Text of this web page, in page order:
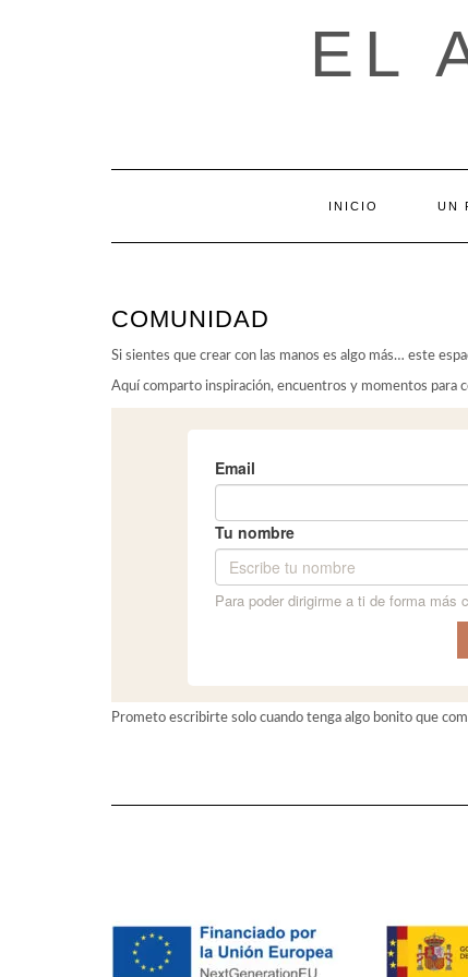
EL
INICIO UN
COMUNIDAD
Si sientes que crear con las manos es algo más… este
Aquí comparto inspiración, encuentros y momentos para
Prometo escribirte solo cuando tenga algo bonito que